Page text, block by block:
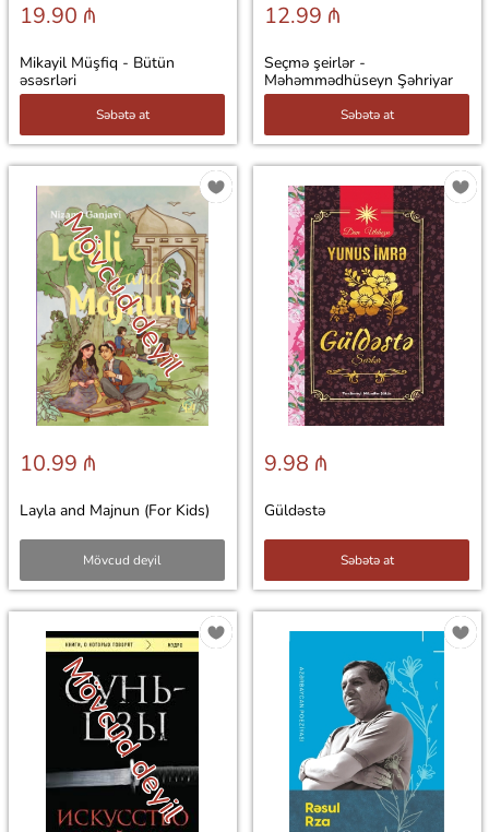
19.90 ₼
Mikayil Müşfiq - Bütün
əsəsrləri
Səbətə at
12.99 ₼
Seçmə şeirlər -
Məhəmmədhüseyn Şəhriyar
Səbətə at
Mövcud deyil
10.99 ₼
Layla and Majnun (For Kids)
Mövcud deyil
9.98 ₼
Güldəstə
Səbətə at
Mövcud deyil